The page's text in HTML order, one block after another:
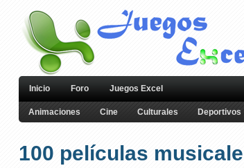
Inicio Foro Juegos Excel
Animaciones Cine Culturales Deportivos
100 películas